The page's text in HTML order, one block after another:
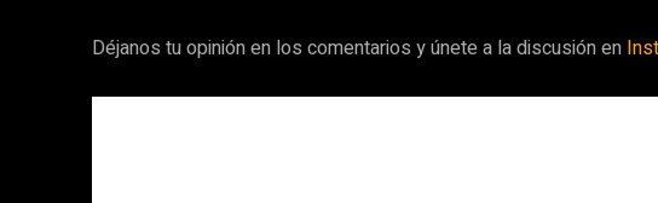
Déjanos tu opinión en los comentarios y únete a la discusión en